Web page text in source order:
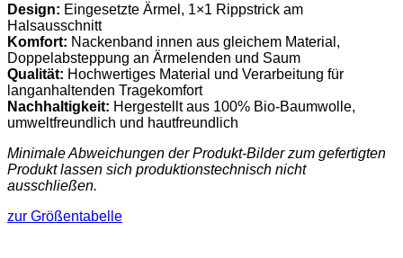
Design: Eingesetzte Ärmel, 1×1 Rippstrick am
Halsausschnitt
Komfort: Nackenband innen aus gleichem Material,
Doppelabsteppung an Ärmelenden und Saum
Qualität: Hochwertiges Material und Verarbeitung für
langanhaltenden Tragekomfort
Nachhaltigkeit: Hergestellt aus 100% Bio-Baumwolle,
umweltfreundlich und hautfreundlich
Minimale Abweichungen der Produkt-Bilder zum gefertigten
Produkt lassen sich produktionstechnisch nicht
ausschließen.
zur Größentabelle